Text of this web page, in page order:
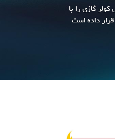
گازی را با
داده است